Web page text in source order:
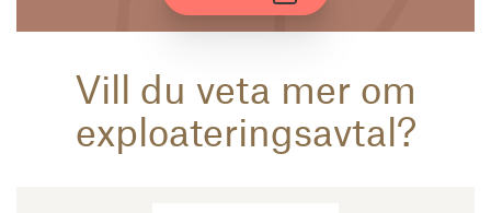
Vill du veta mer om
exploateringsavtal?